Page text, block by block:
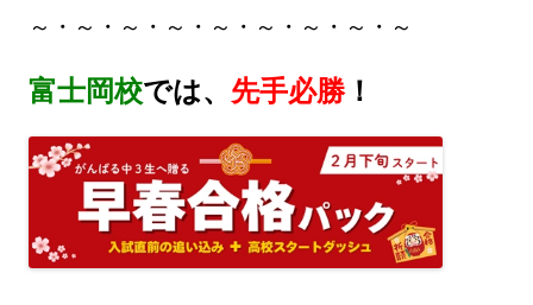
～・～・～・～・～・～・～・～・～
富士岡校では、 先手必勝！